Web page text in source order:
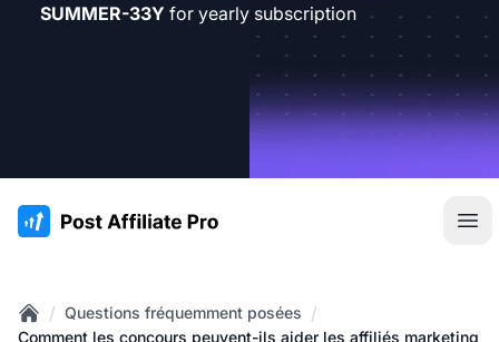
SUMMER-33Y for yearly subscription
:site.title
Home
/ Questions fréquemment posées /
Comment les concours peuvent-ils aider les affiliés marketing